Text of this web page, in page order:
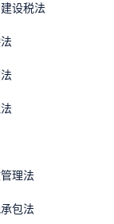
建设税法
管理法
承包法